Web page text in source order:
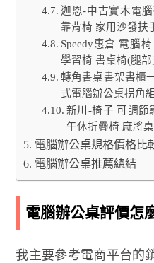
迦恩-中古實木電
靠背椅 家用沙發扶
Speedy惠倉 電腦
學習椅 書桌椅(腿
轉角書桌書架書櫃
式電腦辦公桌拐角
新川-椅子 可調節
午休折疊椅 麻將
電腦辦公桌規格價格比
電腦辦公桌推薦總結
電腦辦公桌評價怎
我主要參考電商平台的